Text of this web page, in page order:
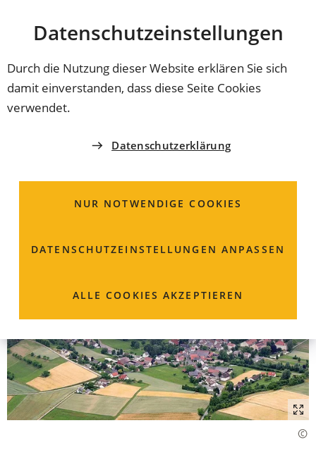
Datenschutz­einstellungen
Durch die Nutzung dieser Website erklären Sie sich
damit einverstanden, dass diese Seite Cookies
verwendet.
Datenschutzerklärung
NUR NOTWENDIGE COOKIES
DATENSCHUTZ­EINSTELLUNGEN ANPASSEN
ALLE COOKIES AKZEPTIEREN
INHALT ANSPRINGEN
Coburg
ORTSVERSAMMLUNG
Lützelbuch